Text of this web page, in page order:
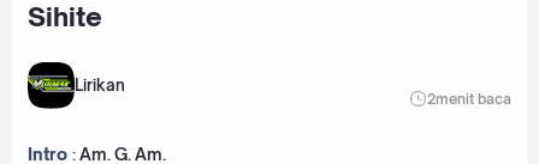
Sihite
Lirikan
2menit baca
Intro :Am. G. Am.